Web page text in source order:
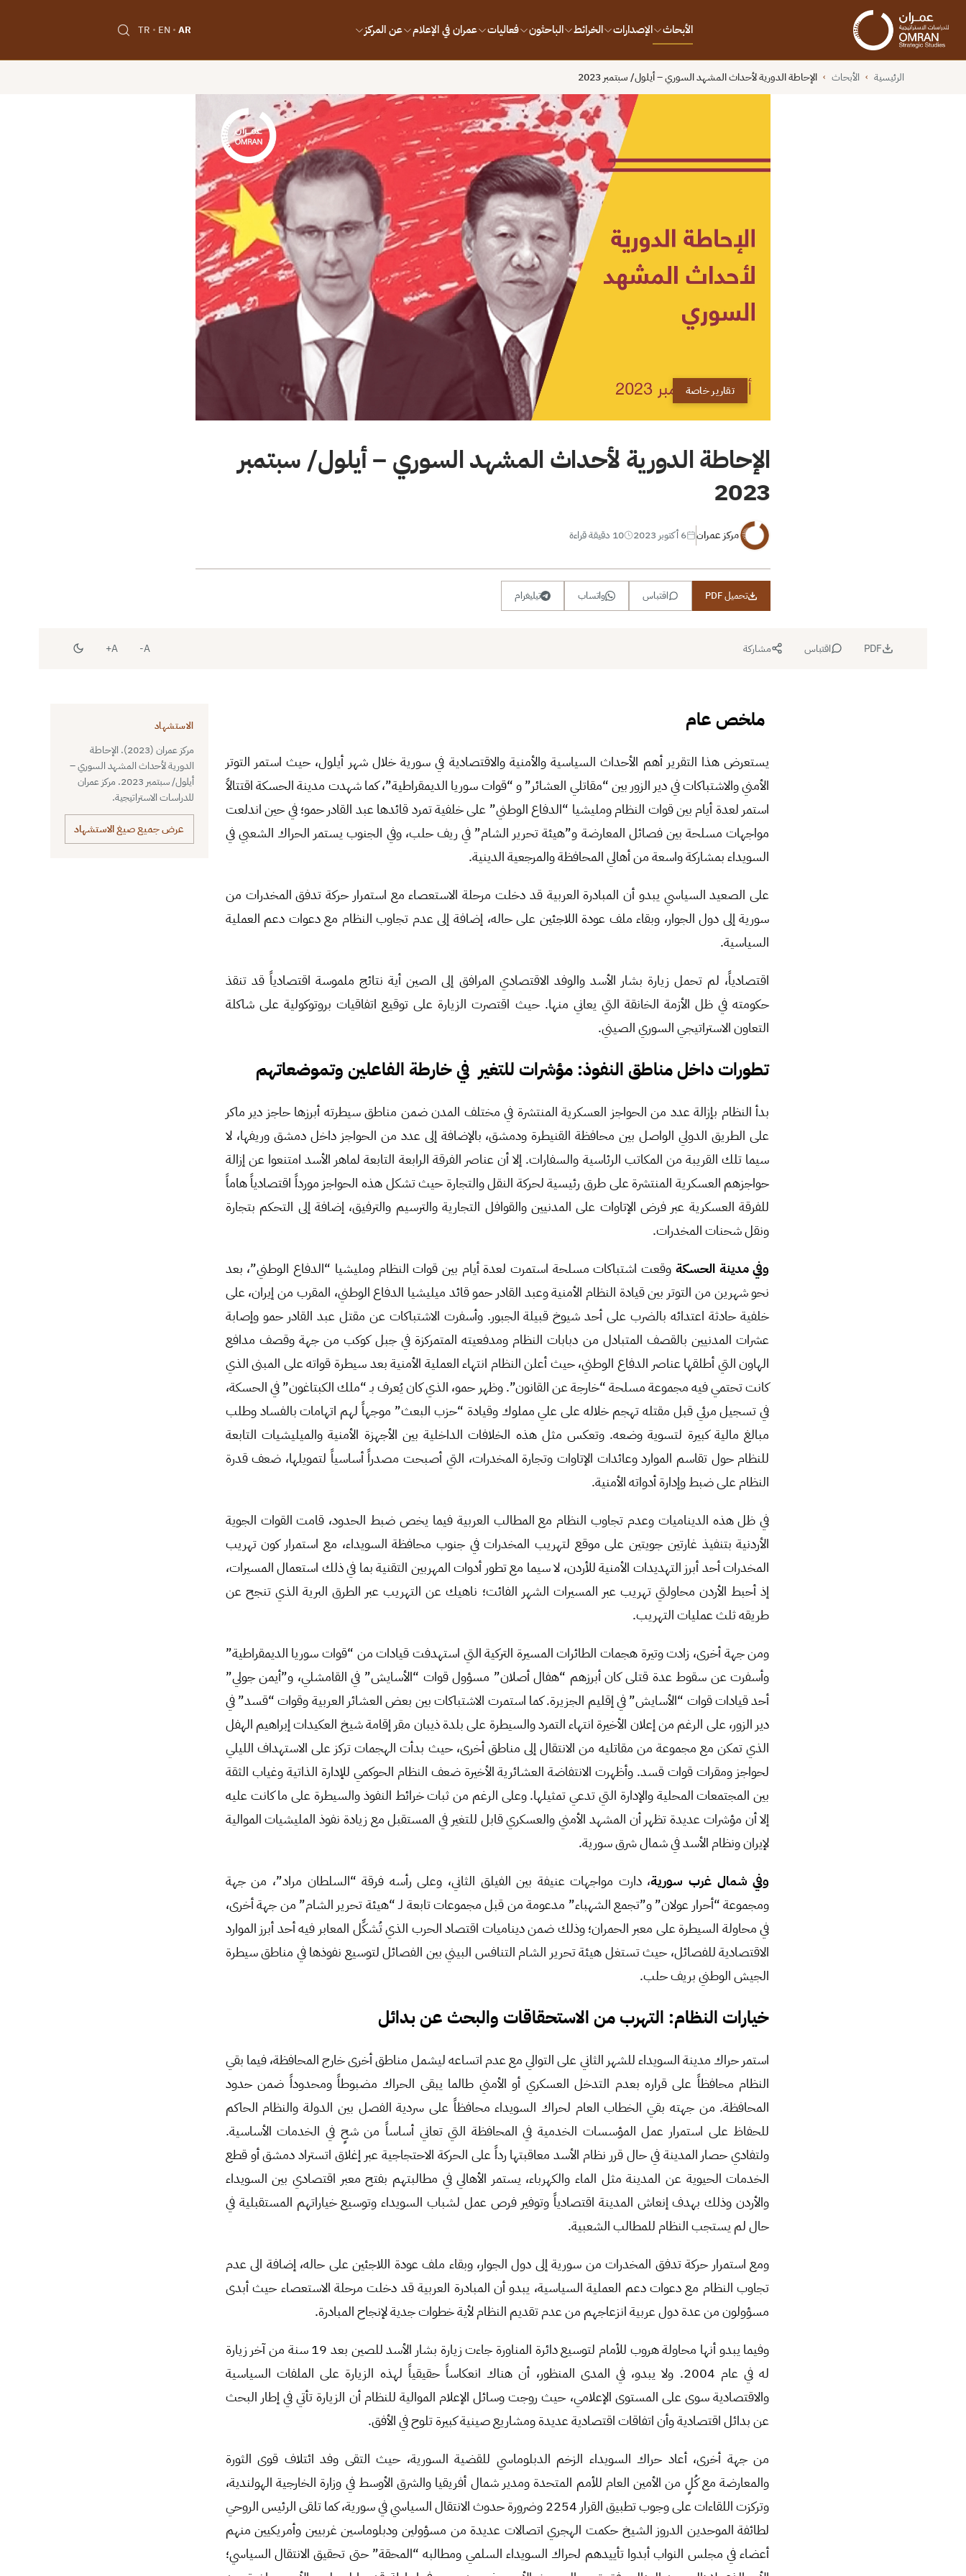
الأبحاث الإصدارات الخرائط الباحثون فعاليات عمران في الإعلام عن المركز AR
EN
TR
الرئيسية › الأبحاث › الإحاطة الدورية لأحداث المشهد السوري – أيلول/ سبتمبر 2023
تقارير خاصة
الإحاطة الدورية لأحداث المشهد السوري – أيلول/ سبتمبر
2023
مركز عمران 6 أكتوبر 2023 10 دقيقة قراءة
تحميل PDF اقتباس واتساب تيليغرام
PDF اقتباس مشاركة A-
A+
ملخص عام
يستعرض هذا التقرير أهم الأحداث السياسية والأمنية والاقتصادية في سورية خلال شهر أيلول، حيث استمر التوتر
الأمني والاشتباكات في دير الزور بين “مقاتلي العشائر” و “قوات سوريا الديمقراطية”، كما شهدت مدينة الحسكة اقتتالاً
استمر لعدة أيام بين قوات النظام ومليشيا “الدفاع الوطني” على خلفية تمرد قائدها عبد القادر حمو؛ في حين اندلعت
مواجهات مسلحة بين فصائل المعارضة و”هيئة تحرير الشام” في ريف حلب، وفي الجنوب يستمر الحراك الشعبي في
السويداء بمشاركة واسعة من أهالي المحافظة والمرجعية الدينية.
على الصعيد السياسي يبدو أن المبادرة العربية قد دخلت مرحلة الاستعصاء مع استمرار حركة تدفق المخدرات من
سورية إلى دول الجوار، وبقاء ملف عودة اللاجئين على حاله، إضافة إلى عدم تجاوب النظام مع دعوات دعم العملية
السياسية.
اقتصادياً، لم تحمل زيارة بشار الأسد والوفد الاقتصادي المرافق إلى الصين أية نتائج ملموسة اقتصادياً قد تنقذ
حكومته في ظل الأزمة الخانقة التي يعاني منها. حيث اقتصرت الزيارة على توقيع اتفاقيات بروتوكولية على شاكلة
التعاون الاستراتيجي السوري الصيني.
تطورات داخل مناطق النفوذ: مؤشرات للتغير في خارطة الفاعلين وتموضعاتهم
بدأ النظام بإزالة عدد من الحواجز العسكرية المنتشرة في مختلف المدن ضمن مناطق سيطرته أبرزها حاجز دير ماكر
على الطريق الدولي الواصل بين محافظة القنيطرة ودمشق، بالإضافة إلى عدد من الحواجز داخل دمشق وريفها، لا
سيما تلك القريبة من المكاتب الرئاسية والسفارات. إلا أن عناصر الفرقة الرابعة التابعة لماهر الأسد امتنعوا عن إزالة
حواجزهم العسكرية المنتشرة على طرق رئيسية لحركة النقل والتجارة حيث تشكل هذه الحواجز مورداً اقتصادياً هاماً
للفرقة العسكرية عبر فرض الإتاوات على المدنيين والقوافل التجارية والترسيم والترفيق، إضافة إلى التحكم بتجارة
ونقل شحنات المخدرات.
وفي مدينة الحسكة وقعت اشتباكات مسلحة استمرت لعدة أيام بين قوات النظام ومليشيا “الدفاع الوطني”، بعد
نحو شهرين من التوتر بين قيادة النظام الأمنية وعبد القادر حمو قائد ميليشيا الدفاع الوطني، المقرب من إيران، على
خلفية حادثة اعتدائه بالضرب على أحد شيوخ قبيلة الجبور. وأسفرت الاشتباكات عن مقتل عبد القادر حمو وإصابة
عشرات المدنيين بالقصف المتبادل من دبابات النظام ومدفعيته المتمركزة في جبل كوكب من جهة وقصف مدافع
الهاون التي أطلقها عناصر الدفاع الوطني، حيث أعلن النظام انتهاء العملية الأمنية بعد سيطرة قواته على المبنى الذي
كانت تحتمي فيه مجموعة مسلحة “خارجة عن القانون”. وظهر حمو، الذي كان يُعرف بـ “ملك الكبتاغون” في الحسكة،
في تسجيل مرئي قبل مقتله تهجم خلاله على علي مملوك وقيادة “حزب البعث” موجهاً لهم اتهامات بالفساد وطلب
مبالغ مالية كبيرة لتسوية وضعه. وتعكس مثل هذه الخلافات الداخلية بين الأجهزة الأمنية والميليشيات التابعة
للنظام حول تقاسم الموارد وعائدات الإتاوات وتجارة المخدرات، التي أصبحت مصدراً أساسياً لتمويلها، ضعف قدرة
النظام على ضبط وإدارة أدواته الأمنية.
في ظل هذه الديناميات وعدم تجاوب النظام مع المطالب العربية فيما يخص ضبط الحدود، قامت القوات الجوية
الأردنية بتنفيذ غارتين جويتين على موقع لتهريب المخدرات في جنوب محافظة السويداء، مع استمرار كون تهريب
المخدرات أحد أبرز التهديدات الأمنية للأردن، لا سيما مع تطور أدوات المهربين التقنية بما في ذلك استعمال المسيرات،
إذ أحبط الأردن محاولتي تهريب عبر المسيرات الشهر الفائت؛ ناهيك عن التهريب عبر الطرق البرية الذي تنجح عن
طريقه ثلث عمليات التهريب.
ومن جهة أخرى، زادت وتيرة هجمات الطائرات المسيرة التركية التي استهدفت قيادات من “قوات سوريا الديمقراطية”
وأسفرت عن سقوط عدة قتلى كان أبرزهم “هفال أصلان” مسؤول قوات “الأسايش” في القامشلي، و”أيمن جولي”
أحد قيادات قوات “الأسايش” في إقليم الجزيرة. كما استمرت الاشتباكات بين بعض العشائر العربية وقوات “قسد” في
دير الزور، على الرغم من إعلان الأخيرة انتهاء التمرد والسيطرة على بلدة ذيبان مقر إقامة شيخ العكيدات إبراهيم الهفل
الذي تمكن مع مجموعة من مقاتليه من الانتقال إلى مناطق أخرى، حيث بدأت الهجمات تركز على الاستهداف الليلي
لحواجز ومقرات قوات قسد. وأظهرت الانتفاضة العشائرية الأخيرة ضعف النظام الحوكمي للإدارة الذاتية وغياب الثقة
بين المجتمعات المحلية والإدارة التي تدعي تمثيلها. وعلى الرغم من ثبات خرائط النفوذ والسيطرة على ما كانت عليه
إلا أن مؤشرات عديدة تظهر أن المشهد الأمني والعسكري قابل للتغير في المستقبل مع زيادة نفوذ المليشيات الموالية
لإيران ونظام الأسد في شمال شرق سورية.
وفي شمال غرب سورية، دارت مواجهات عنيفة بين الفيلق الثاني، وعلى رأسه فرقة “السلطان مراد”، من جهة
ومجموعة “أحرار عولان” و”تجمع الشهباء” مدعومة من قبل مجموعات تابعة لـ “هيئة تحرير الشام” من جهة أخرى،
في محاولة السيطرة على معبر الحمران؛ وذلك ضمن ديناميات اقتصاد الحرب الذي تُشكِّل المعابر فيه أحد أبرز الموارد
الاقتصادية للفصائل، حيث تستغل هيئة تحرير الشام التنافس البيني بين الفصائل لتوسيع نفوذها في مناطق سيطرة
الجيش الوطني بريف حلب.
خيارات النظام: التهرب من الاستحقاقات والبحث عن بدائل
استمر حراك مدينة السويداء للشهر الثاني على التوالي مع عدم اتساعه ليشمل مناطق أخرى خارج المحافظة، فيما بقي
النظام محافظاً على قراره بعدم التدخل العسكري أو الأمني طالما يبقى الحراك مضبوطاً ومحدوداً ضمن حدود
المحافظة. من جهته بقي الخطاب العام لحراك السويداء محافظاً على سردية الفصل بين الدولة والنظام الحاكم
للحفاظ على استمرار عمل المؤسسات الخدمية في المحافظة التي تعاني أساساً من شحٍ في الخدمات الأساسية.
ولتفادي حصار المدينة في حال قرر نظام الأسد معاقبتها رداً على الحركة الاحتجاجية عبر إغلاق اتستراد دمشق أو قطع
الخدمات الحيوية عن المدينة مثل الماء والكهرباء، يستمر الأهالي في مطالبتهم بفتح معبر اقتصادي بين السويداء
والأردن وذلك بهدف إنعاش المدينة اقتصادياً وتوفير فرص عمل لشباب السويداء وتوسيع خياراتهم المستقبلية في
حال لم يستجب النظام للمطالب الشعبية.
ومع استمرار حركة تدفق المخدرات من سورية إلى دول الجوار، وبقاء ملف عودة اللاجئين على حاله، إضافة الى عدم
تجاوب النظام مع دعوات دعم العملية السياسية، يبدو أن المبادرة العربية قد دخلت مرحلة الاستعصاء حيث أبدى
مسؤولون من عدة دول عربية انزعاجهم من عدم تقديم النظام لأية خطوات جدية لإنجاح المبادرة.
وفيما يبدو أنها محاولة هروب للأمام لتوسيع دائرة المناورة جاءت زيارة بشار الأسد للصين بعد 19 سنة من آخر زيارة
له في عام 2004. ولا يبدو، في المدى المنظور، أن هناك انعكاساً حقيقياً لهذه الزيارة على الملفات السياسية
والاقتصادية سوى على المستوى الإعلامي، حيث روجت وسائل الإعلام الموالية للنظام أن الزيارة تأتي في إطار البحث
عن بدائل اقتصادية وأن اتفاقات اقتصادية عديدة ومشاريع صينية كبيرة تلوح في الأفق.
من جهة أخرى، أعاد حراك السويداء الزخم الدبلوماسي للقضية السورية، حيث التقى وفد ائتلاف قوى الثورة
والمعارضة مع كُلٍ من الأمين العام للأمم المتحدة ومدير شمال أفريقيا والشرق الأوسط في وزارة الخارجية الهولندية،
وتركزت اللقاءات على وجوب تطبيق القرار 2254 وضرورة حدوث الانتقال السياسي في سورية، كما تلقى الرئيس الروحي
لطائفة الموحدين الدروز الشيخ حكمت الهجري اتصالات عديدة من مسؤولين ودبلوماسين غربيين وأمريكيين منهم
أعضاء في مجلس النواب أبدوا تأييدهم لحراك السويداء السلمي ومطالبه “المحقة” حتى تحقيق الانتقال السياسي؛
الاستشهاد
مركز عمران (2023). الإحاطة
الدورية لأحداث المشهد السوري –
أيلول/ سبتمبر 2023. مركز عمران
للدراسات الاستراتيجية.
عرض جميع صيغ الاستشهاد